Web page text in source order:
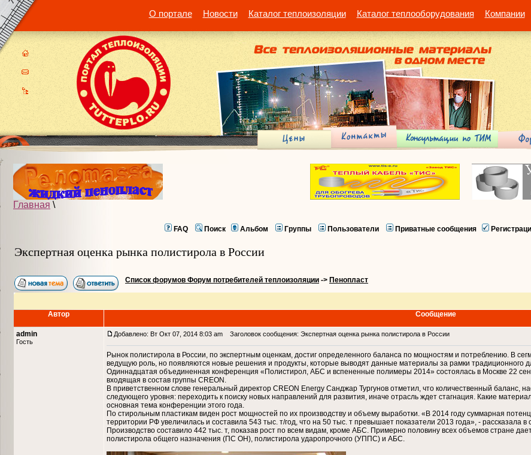
О портале Новости Каталог теплоизоляции Каталог теплооборудования Компании
Главная \
FAQ Поиск Альбом Группы Пользователи Приватные сообщения
Экспертная оценка рынка полистирола в России
Список форумов Форум потребителей теплоизоляции -> Пенопласт
Автор
Сообщение
admin
Гость
Добавлено: Вт Окт 07, 2014 8:03 am Заголовок сообщения: Экспертная оценка рынка полистирола в России
Рынок полистирола в России, по экспертным оценкам, достиг определенного баланса по мощностям и потреблению. В
ведущую роль, но появляются новые решения и продукты, которые выводят данные материалы за рамки традиционного
Одиннадцатая объединенная конференция «Полистирол, АБС и вспененные полимеры 2014» состоялась в Москве 22
входящая в состав группы CREON.
В приветственном слове генеральный директор CREON Energy Санджар Тургунов отметил, что количественный баланс,
следующего уровня: переходить к поиску новых направлений для развития, иначе отрасль ждет стагнация. Какие
основная тема конференции этого года.
По стирольным пластикам виден рост мощностей по их производству и объему выработки. «В 2014 году суммарная
территории РФ увеличилась и составила 543 тыс. т/год, что на 50 тыс. т превышает показатели 2013 года», - рассказала
Производство составило 442 тыс. т, показав рост по всем видам, кроме АБС. Примерно половину всех объемов стране
полистирола общего назначения (ПС ОН), полистирола ударопрочного (УППС) и АБС.